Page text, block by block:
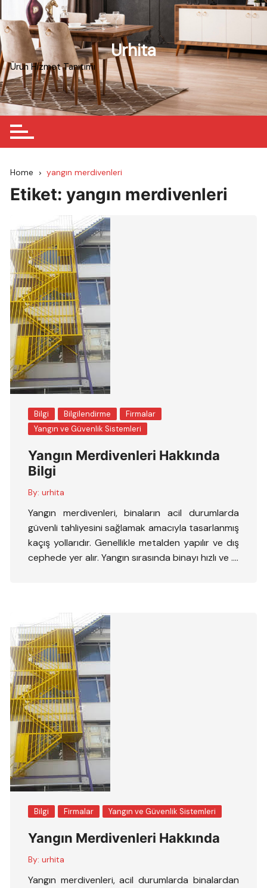
to
content
Urhita
Ürün Hizmet Tanıtımı
Home yangın merdivenleri
Etiket:yangın merdivenleri
Bilgi Bilgilendirme
Firmalar
Yangın ve Güvenlik Sistemleri
Yangın Merdivenleri Hakkında
Bilgi
By: urhita
Yangın merdivenleri, binaların acil durumlarda
güvenli tahliyesini sağlamak amacıyla tasarlanmış
kaçış yollarıdır. Genellikle metalden yapılır ve dış
cephede yer alır. Yangın sırasında binayı hızlı ve ….
Bilgi Firmalar Yangın ve Güvenlik Sistemleri
Yangın Merdivenleri Hakkında
By: urhita
Yangın merdivenleri, acil durumlarda binalardan